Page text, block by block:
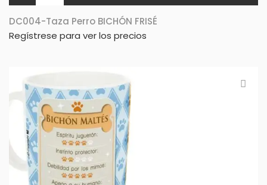
DC004-Taza Perro BICHÓN FRISÉ
Regístrese para ver los precios